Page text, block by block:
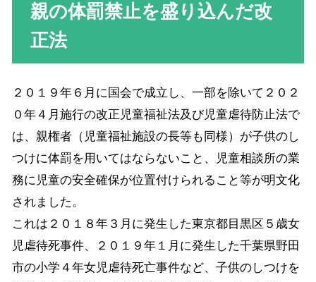
親の体罰禁止を盛り込んだ改
正法
２０１９年６月に国会で成立し、一部を除いて２０２
０年４月施行の改正児童福祉法及び児童虐待防止法で
は、親権者（児童福祉施設の長等も同様）が子供のし
つけに体罰を用いてはならないこと、児童相談所の業
務に児童の安全確保が位置付けられること等が明文化
されました。
これは２０１８年３月に発生した東京都目黒区５歳女
児虐待死事件、２０１９年１月に発生した千葉県野田
市の小学４年女児虐待死亡事件など、子供のしつけを